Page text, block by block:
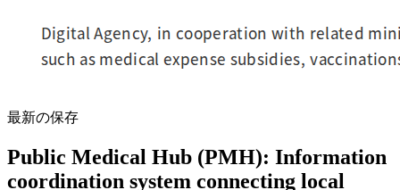
最新の保存
Public Medical Hub (PMH): Information
coordination system connecting local